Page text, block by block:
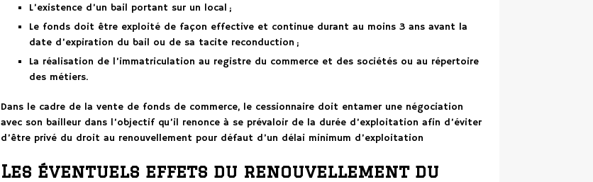
L’existence d’un bail portant sur un local ;
Le fonds doit être exploité de façon effective et continue durant au moins 3 ans avant la
date d’expiration du bail ou de sa tacite reconduction ;
La réalisation de l’immatriculation au registre du commerce et des sociétés ou au répertoire
des métiers.
Dans le cadre de la vente de fonds de commerce, le cessionnaire doit entamer une négociation
avec son bailleur dans l’objectif qu’il renonce à se prévaloir de la durée d’exploitation afin d’éviter
d’être privé du droit au renouvellement pour défaut d’un délai minimum d’exploitation
Les éventuels effets du renouvellement du